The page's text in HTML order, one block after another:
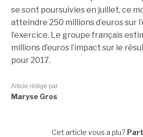
se sont poursuivies en juillet, ce
atteindre 250 millions d’euros sur
l’exercice. Le groupe français
millions d’euros l’impact sur le
pour 2017.
Article rédigé par
Maryse Gros
Cet article vous a plu?